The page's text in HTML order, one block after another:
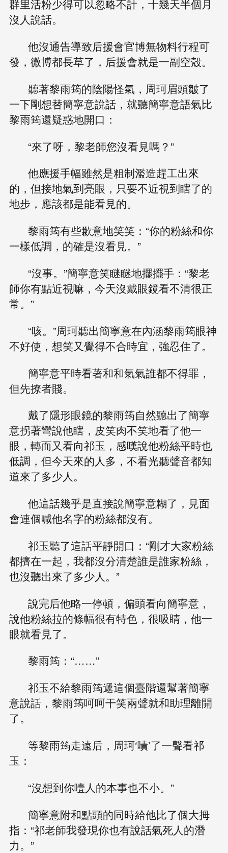
群里活粉少得可以忽略不計，十幾天半個月
沒人說話。
他沒通告導致后援會官博無物料行程可
發，微博都長草了，后援會就是一副空殼。
聽著黎雨筠的陰陽怪氣，周珂眉頭皺了
一下剛想替簡寧意說話，就聽簡寧意語氣比
黎雨筠還疑惑地開口：
“來了呀，黎老師您沒看見嗎？”
他應援手幅雖然是粗制濫造趕工出來
的，但接地氣到亮眼，只要不近視到瞎了的
地步，應該都是能看見的。
黎雨筠有些歉意地笑笑：“你的粉絲和你
一樣低調，的確是沒看見。”
“沒事。”簡寧意笑瞇瞇地擺擺手：“黎老
師你有點近視嘛，今天沒戴眼鏡看不清很正
常。”
“咳。”周珂聽出簡寧意在內涵黎雨筠眼神
不好使，想笑又覺得不合時宜，強忍住了。
簡寧意平時看著和和氣氣誰都不得罪，
但先撩者賤。
戴了隱形眼鏡的黎雨筠自然聽出了簡寧
意拐著彎說他瞎，皮笑肉不笑地看了他一
眼，轉而又看向祁玉，感嘆說他粉絲平時也
低調，但今天來的人多，不看光聽聲音都知
道來了多少人。
他這話幾乎是直接說簡寧意糊了，見面
會連個喊他名字的粉絲都沒有。
祁玉聽了這話平靜開口：“剛才大家粉絲
都擠在一起，我都沒分清楚誰是誰家粉絲，
也沒聽出來了多少人。”
說完后他略一停頓，偏頭看向簡寧意，
說他粉絲拉的條幅很有特色，很吸睛，他一
眼就看見了。
黎雨筠：“……”
祁玉不給黎雨筠遞這個臺階還幫著簡寧
意說話，黎雨筠呵呵干笑兩聲就和助理離開
了。
等黎雨筠走遠后，周珂‘嘖’了一聲看祁
玉：
“沒想到你噎人的本事也不小。”
簡寧意附和點頭的同時給他比了個大拇
指：“祁老師我發現你也有說話氣死人的潛
力。”